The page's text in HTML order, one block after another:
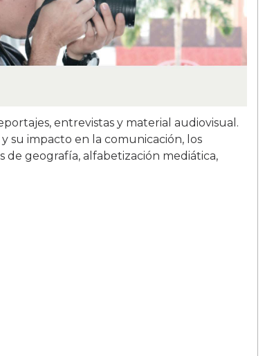
entrevistas y material audiovisual.
su impacto en la comunicación, los
geografía, alfabetización mediática,